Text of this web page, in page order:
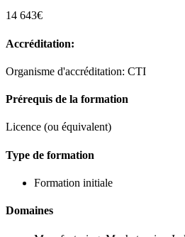
14 643€
Accréditation:
Organisme d'accréditation: CTI
Prérequis de la formation
Licence (ou équivalent)
Type de formation
Formation initiale
Domaines